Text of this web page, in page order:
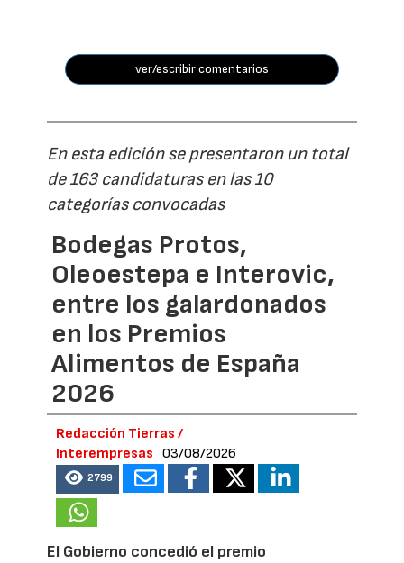
ver/escribir comentarios
En esta edición se presentaron un total
de 163 candidaturas en las 10
categorías convocadas
Bodegas Protos,
Oleoestepa e Interovic,
entre los galardonados
en los Premios
Alimentos de España
2026
Redacción Tierras /
Interempresas
03/08/2026
2799
El Gobierno concedió el premio